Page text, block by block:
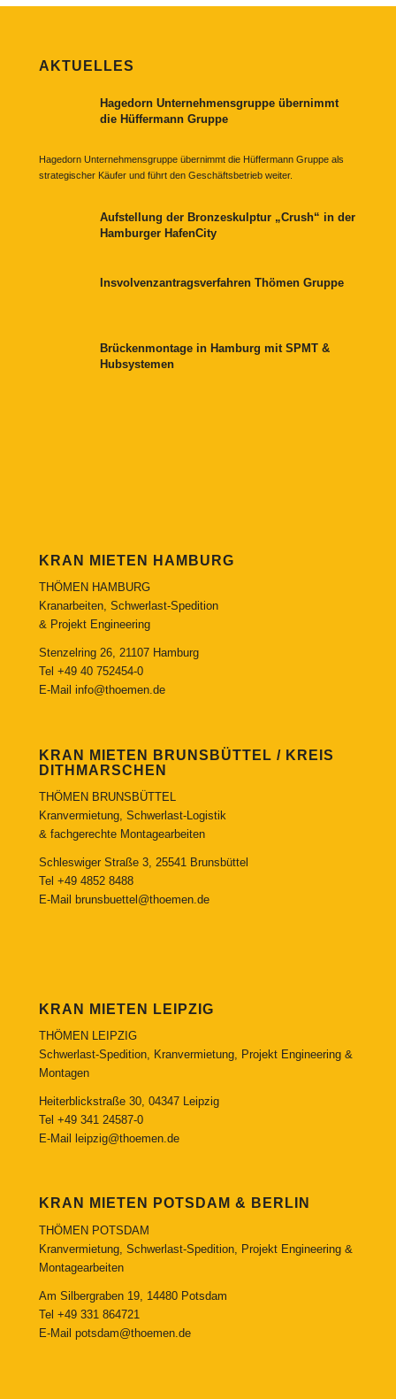
AKTUELLES
Hagedorn Unternehmensgruppe übernimmt
die Hüffermann Gruppe
Hagedorn Unternehmensgruppe übernimmt die Hüffermann Gruppe als
strategischer Käufer und führt den Geschäftsbetrieb weiter.
Aufstellung der Bronzeskulptur „Crush“ in der
Hamburger HafenCity
Insvolvenzantragsverfahren Thömen Gruppe
Brückenmontage in Hamburg mit SPMT &
Hubsystemen
KRAN MIETEN HAMBURG
THÖMEN HAMBURG
Kranarbeiten, Schwerlast-Spedition
& Projekt Engineering
Stenzelring 26, 21107 Hamburg
Tel +49 40 752454-0
E-Mail info@thoemen.de
KRAN MIETEN BRUNSBÜTTEL / KREIS
DITHMARSCHEN
THÖMEN BRUNSBÜTTEL
Kranvermietung, Schwerlast-Logistik
& fachgerechte Montagearbeiten
Schleswiger Straße 3, 25541 Brunsbüttel
Tel +49 4852 8488
E-Mail
brunsbuettel@thoemen.de
KRAN MIETEN LEIPZIG
THÖMEN LEIPZIG
Schwerlast-Spedition, Kranvermietung, Projekt Engineering &
Montagen
Heiterblickstraße 30, 04347 Leipzig
Tel +49 341 24587-0
E-Mail
leipzig@thoemen.de
KRAN MIETEN POTSDAM & BERLIN
THÖMEN POTSDAM
Kranvermietung, Schwerlast-Spedition, Projekt Engineering &
Montagearbeiten
Am Silbergraben 19, 14480 Potsdam
Tel +49 331 864721
E-Mail potsdam@thoemen.de